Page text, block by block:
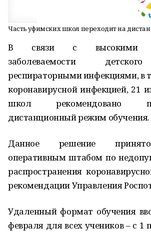
Часть уфимских школ переходит на
В связи с высокими
заболеваемости
респираторными инфекциями, в
коронавирусной инфекцией, 21
школ рекомендовано
дистанционный режим обучения.
Данное решение
оперативным штабом по
распространения
рекомендации Управления
Удаленный формат обучения
февраля для всех учеников – с 1